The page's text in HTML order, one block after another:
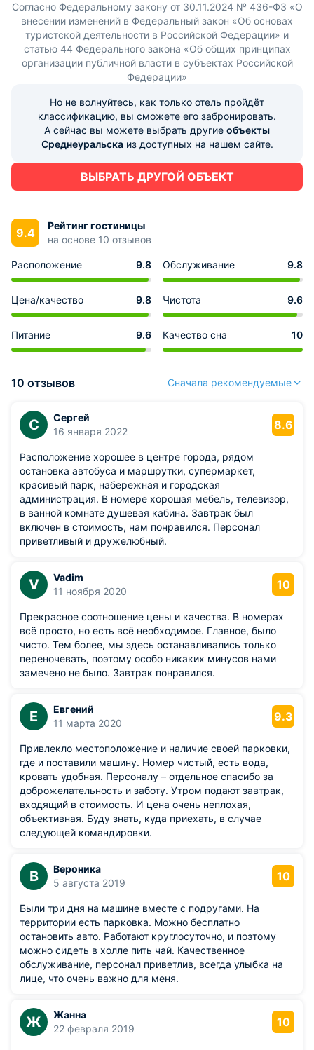
Согласно Федеральному закону от 30.11.2024 № 436-ФЗ «О
внесении изменений в Федеральный закон «Об основах
туристской деятельности в Российской Федерации» и
статью 44 Федерального закона «Об общих принципах
организации публичной власти в субъектах Российской
Федерации»
Но не волнуйтесь, как только отель пройдёт
классификацию, вы сможете его забронировать.
А сейчас вы можете выбрать другие объекты
Среднеуральскаиз доступных на нашем сайте.
ВЫБРАТЬ ДРУГОЙ ОБЪЕКТ
9.4
Рейтинг гостиницы
на основе 10 отзывов
Расположение 9.8 Обслуживание 9.8
Цена/качество 9.8 Чистота 9.6
Питание 9.6 Качество сна 10
10 отзывов Сначала рекомендуемые
С
Сергей
16 января 2022
8.6
Расположение хорошее в центре города, рядом
остановка автобуса и маршрутки, супермаркет,
красивый парк, набережная и городская
администрация. В номере хорошая мебель, телевизор,
в ванной комнате душевая кабина. Завтрак был
включен в стоимость, нам понравился. Персонал
приветливый и дружелюбный.
V
Vadim
11 ноября 2020
10
Прекрасное соотношение цены и качества. В номерах
всё просто, но есть всё необходимое. Главное, было
чисто. Тем более, мы здесь останавливались только
переночевать, поэтому особо никаких минусов нами
замечено не было. Завтрак понравился.
Е
Евгений
11 марта 2020
9.3
Привлекло местоположение и наличие своей парковки,
где и поставили машину. Номер чистый, есть вода,
кровать удобная. Персоналу – отдельное спасибо за
доброжелательность и заботу. Утром подают завтрак,
входящий в стоимость. И цена очень неплохая,
объективная. Буду знать, куда приехать, в случае
следующей командировки.
В
Вероника
5 августа 2019
10
Были три дня на машине вместе с подругами. На
территории есть парковка. Можно бесплатно
остановить авто. Работают круглосуточно, и поэтому
можно сидеть в холле пить чай. Качественное
обслуживание, персонал приветлив, всегда улыбка на
лице, что очень важно для меня.
Ж
Жанна
22 февраля 2019
10